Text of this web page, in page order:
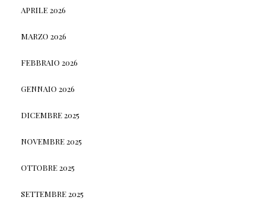
APRILE 2026
MARZO 2026
FEBBRAIO 2026
GENNAIO 2026
DICEMBRE 2025
NOVEMBRE 2025
OTTOBRE 2025
SETTEMBRE 2025